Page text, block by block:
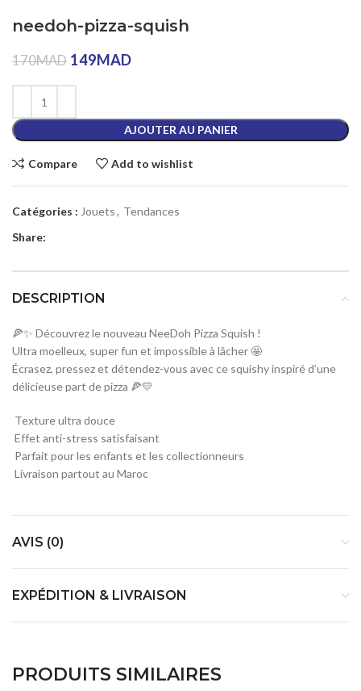
needoh-pizza-squish
170MAD 149MAD
AJOUTER AU PANIER
Compare Add to wishlist
Catégories : Jouets, Tendances
Share:
DESCRIPTION
🍕✨ Découvrez le nouveau NeeDoh Pizza Squish !
Ultra moelleux, super fun et impossible à lâcher 🤩
Écrasez, pressez et détendez-vous avec ce squishy inspiré d’une
délicieuse part de pizza 🍕💛
Texture ultra douce
Effet anti-stress satisfaisant
Parfait pour les enfants et les collectionneurs
Livraison partout au Maroc
AVIS (0)
EXPÉDITION & LIVRAISON
PRODUITS SIMILAIRES